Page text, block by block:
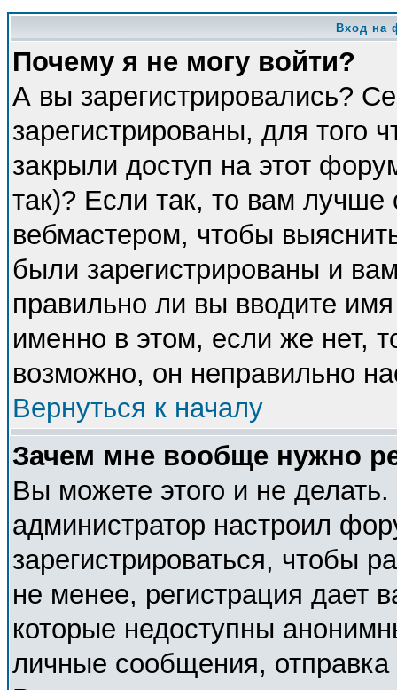
Вход на
Почему я не могу войти?
А вы зарегистрировались?
зарегистрированы, для того
закрыли доступ на этот
так)? Если так, то вам лучше
вебмастером, чтобы
были зарегистрированы и
правильно ли вы вводите
именно в этом, если же нет,
возможно, он неправильно
Вернуться к началу
Зачем мне вообще нужно
Вы можете этого и не делать.
администратор настроил
зарегистрироваться, чтобы
не менее, регистрация дает
которые недоступны
личные сообщения, отправка